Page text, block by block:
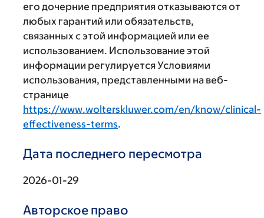
его дочерние предприятия отказываются от
любых гарантий или обязательств,
связанных с этой информацией или ее
использованием. Использование этой
информации регулируется Условиями
использования, представленными на веб-
странице
https://www.wolterskluwer.com/en/know/clinical-
effectiveness-terms.
Дата последнего пересмотра
2026-01-29
Авторское право